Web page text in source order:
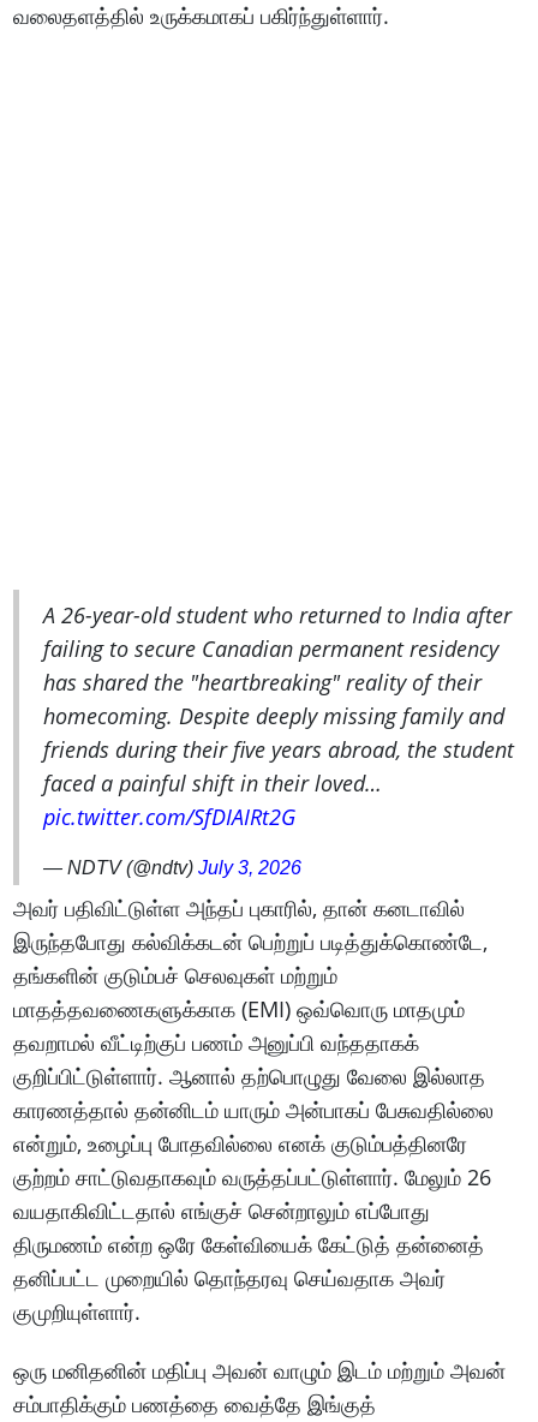
வலைதளத்தில் உருக்கமாகப் பகிர்ந்துள்ளார்.
A 26-year-old student who returned to India after
failing to secure Canadian permanent residency
has shared the "heartbreaking" reality of their
homecoming. Despite deeply missing family and
friends during their five years abroad, the student
faced a painful shift in their loved…
pic.twitter.com/SfDIAIRt2G
— NDTV (@ndtv)July 3, 2026
அவர் பதிவிட்டுள்ள அந்தப் புகாரில், தான் கனடாவில்
இருந்தபோது கல்விக்கடன் பெற்றுப் படித்துக்கொண்டே,
தங்களின் குடும்பச் செலவுகள் மற்றும்
மாதத்தவணைகளுக்காக (EMI) ஒவ்வொரு மாதமும்
தவறாமல் வீட்டிற்குப் பணம் அனுப்பி வந்ததாகக்
குறிப்பிட்டுள்ளார். ஆனால் தற்பொழுது வேலை இல்லாத
காரணத்தால் தன்னிடம் யாரும் அன்பாகப் பேசுவதில்லை
என்றும், உழைப்பு போதவில்லை எனக் குடும்பத்தினரே
குற்றம் சாட்டுவதாகவும் வருத்தப்பட்டுள்ளார். மேலும் 26
வயதாகிவிட்டதால் எங்குச் சென்றாலும் எப்போது
திருமணம் என்ற ஒரே கேள்வியைக் கேட்டுத் தன்னைத்
தனிப்பட்ட முறையில் தொந்தரவு செய்வதாக அவர்
குமுறியுள்ளார்.
ஒரு மனிதனின் மதிப்பு அவன் வாழும் இடம் மற்றும் அவன்
சம்பாதிக்கும் பணத்தை வைத்தே இங்குத்